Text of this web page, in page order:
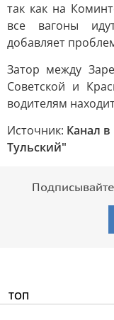
так как на
все вагоны
добавляет
Затор между
Советской и
водителям
Источник: Канал
Тульский"
ТОП